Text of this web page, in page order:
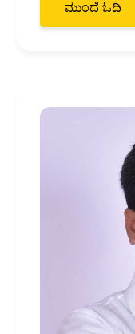
ಮುಂದೆ ಓದಿ